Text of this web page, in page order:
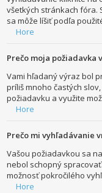
všetkých stránkach fóra.
sa môže líšiť podľa
Hore
Prečo moja požiadavka
Vami hľadaný výraz bol
príliš mnoho častých
požiadavku a využite
Hore
Prečo mi vyhľadávanie
Vašou požiadavkou sa
nebol schopný
možnosť pokročilého
Hore